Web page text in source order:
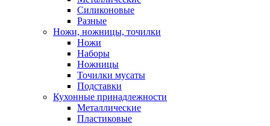
Силиконовые
Разные
Ножи, ножницы, точилки
Ножи
Наборы
Ножницы
Точилки мусаты
Подставки
Кухонные принадлежности
Металлические
Пластиковые